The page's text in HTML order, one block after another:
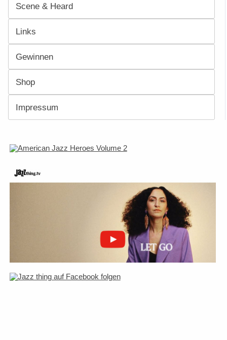
Scene & Heard
Links
Gewinnen
Shop
Impressum